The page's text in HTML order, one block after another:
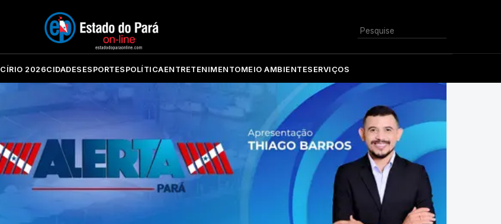
Buscar
CÍRIO 2026CIDADES ESPORTES POLÍTICAENTRETENIMENTOMEIO AMBIENTESERVIÇOS